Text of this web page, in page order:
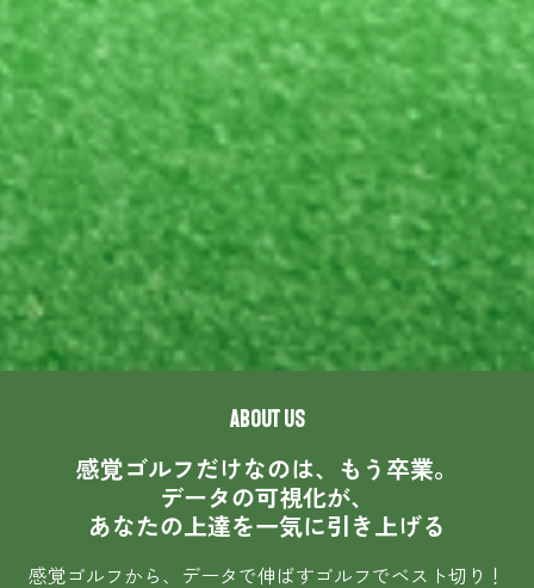
ABOUT US
感覚ゴルフだけなのは、もう卒業。
データの可視化が、
あなたの上達を一気に引き上げる
感覚ゴルフから、データで伸ばすゴルフでベスト切り！